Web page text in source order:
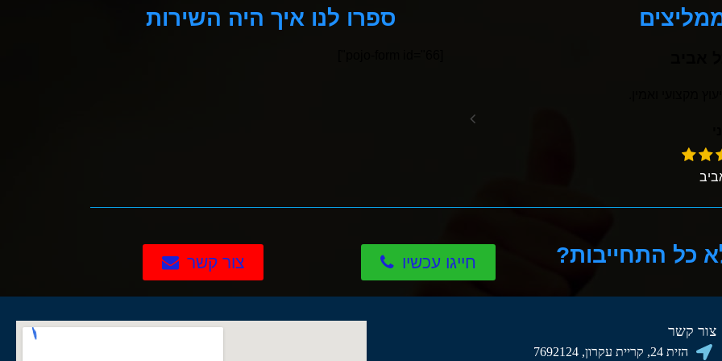
ספרו לנו איך היה השירות
כל התחייבות? חייגו עכשיו צור קשר
צור קשר
הזית 24, קריית עקרון, 7692124